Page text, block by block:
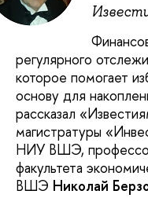
регулярного
которое помогает
основу для
рассказал
магистратуры
НИУ ВШЭ,
факультета
ВШЭ Николай